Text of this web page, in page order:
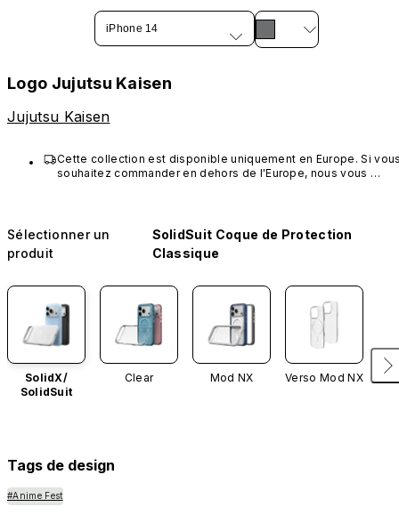
iPhone 14
Logo Jujutsu Kaisen
Jujutsu Kaisen
Cette collection est disponible uniquement en Europe. Si
souhaitez commander en dehors de l'Europe, nous vous
Sélectionner un
produit
SolidSuit Coque de Protection
Classique
SolidX/
SolidSuit
Clear Mod NX Verso Mod NX
Tags de design
#Anime Fest